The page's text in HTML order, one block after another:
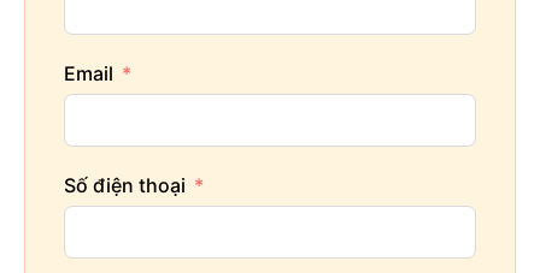
Email
Số điện thoại